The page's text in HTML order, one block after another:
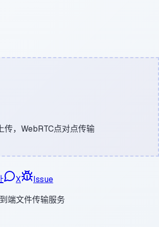
传，WebRTC点对点传输
X
Issue
端文件传输服务